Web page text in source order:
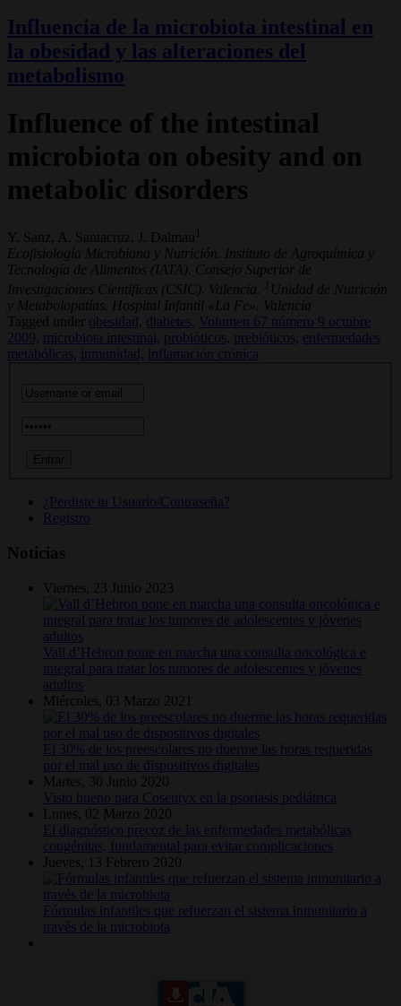
Influencia de la microbiota intestinal en
la obesidad y las alteraciones del
metabolismo
Influence of the intestinal
microbiota on obesity and on
metabolic disorders
Y. Sanz, A. Santacruz, J. Dalmau 1
Ecofisiología Microbiana y Nutrición. Instituto de Agroquímica y
Tecnología de Alimentos (IATA). Consejo Superior de
Investigaciones Científicas (CSIC). Valencia. 1
Unidad de Nutrición
y Metabolopatías. Hospital Infantil «La Fe». Valencia
Tagged under
obesidad, diabetes, Volumen 67 número 9 octubre
2009,
microbiota intestinal, probióticos, prebióticos, enfermedades
metabólicas, inmunidad, inflamación crónica
¿Perdiste tu Usuario/Contraseña?
Registro
Noticias
Viernes, 23 Junio 2023
Vall d’Hebron pone en marcha una consulta oncológica e
integral para tratar los tumores de adolescentes y jóvenes
adultos
Miércoles, 03 Marzo 2021
El 30% de los preescolares no duerme las horas requeridas
por el mal uso de dispositivos digitales
Martes, 30 Junio 2020
Visto bueno para Cosentyx en la psoriasis pediátrica
Lunes, 02 Marzo 2020
El diagnóstico precoz de las enfermedades metabólicas
congénitas, fundamental para evitar complicaciones
Jueves, 13 Febrero 2020
Fórmulas infantiles que refuerzan el sistema inmunitario a
través de la microbiota